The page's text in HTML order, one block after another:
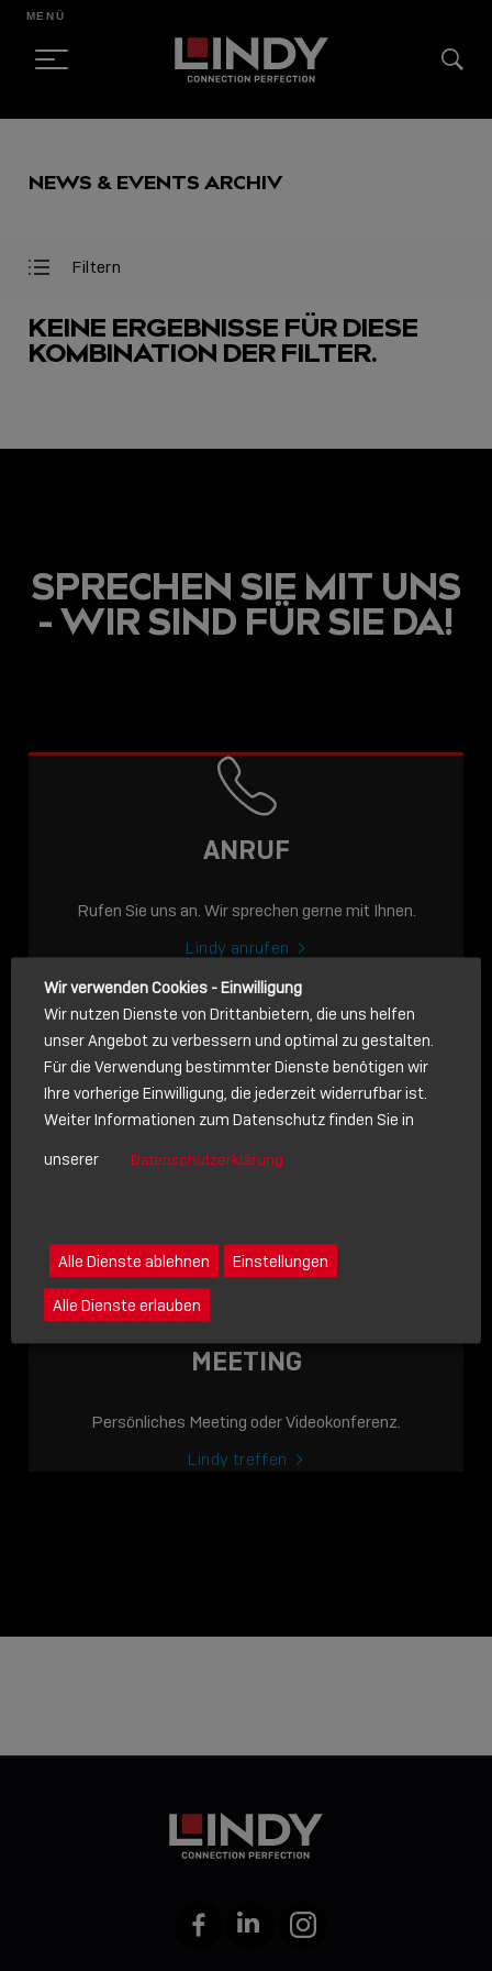
CONTENT
MENÜ
NEWS & EVENTS ARCHIV
Filter
Filter
Filtern
USB-C ÜBER LANGE
DISTANZEN: AKTIVE
USB-C-KABEL FÜR
STABILE 10 GBIT/S BIS
LINDY ACADEMY
JETZT ONLINE
VERFÜGBAR: DIE
LINDY ACADEMY –
WISSEN, DAS
KEINE ERGEBNISSE FÜR DIESE
KOMBINATION DER FILTER.
SPRECHEN SIE MIT UNS
- WIR SIND FÜR SIE DA!
ANRUF
Rufen Sie uns an. Wir sprechen gerne mit Ihnen.
Lindy anrufen
NACHRICHT
Schreiben Sie lieber? Dann schicken Sie uns gerne eine
MEETING
Persönliches Meeting oder Videokonferenz.
Lindy treffen
FacebookLinkedIn Instagram
Wir verwenden Cookies - Einwilligung
Wir nutzen Dienste von Drittanbietern, die uns helfen
unser Angebot zu verbessern und optimal zu gestalten.
Für die Verwendung bestimmter Dienste benötigen wir
Ihre vorherige Einwilligung, die jederzeit widerrufbar ist.
Weiter Informationen zum Datenschutz finden Sie in
unserer
Datenschutzerklärung
Alle Dienste ablehnen Einstellungen
Alle Dienste erlauben